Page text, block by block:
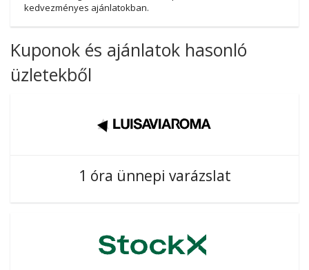
kedvezményes ajánlatokban.
Kuponok és ajánlatok hasonló
üzletekből
1 óra ünnepi varázslat